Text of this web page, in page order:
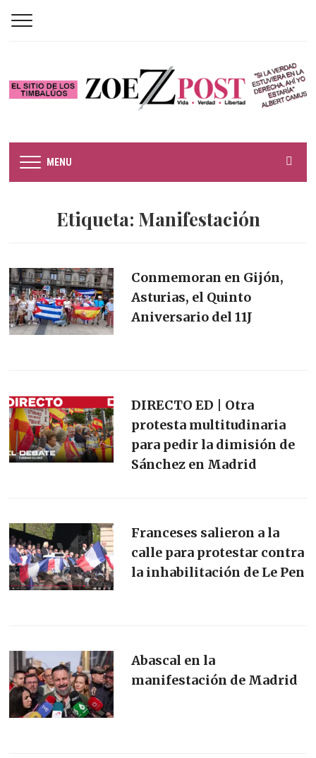
MENU
Etiqueta: Manifestación
Conmemoran en Gijón,
Asturias, el Quinto
Aniversario del 11J
DIRECTO ED | Otra
protesta multitudinaria
para pedir la dimisión de
Sánchez en Madrid
Franceses salieron a la
calle para protestar contra
la inhabilitación de Le Pen
Abascal en la
manifestación de Madrid